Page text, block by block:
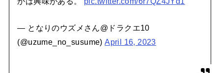
— となりのウズメさん@ドラクエ10
(@uzume_no_susume)April 16, 2023